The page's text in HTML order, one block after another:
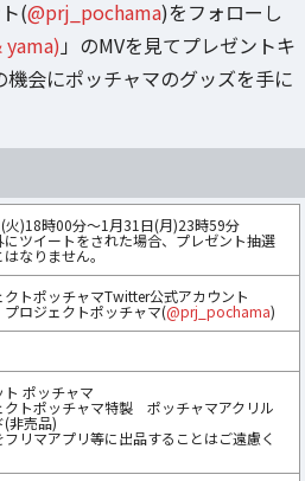
(@prj_pochama)をフォローし
」のMVを見てプレゼントキ
会にポッチャマのグッズを手に
火)18時00分〜1月31日(月)23時59分
ツイートをされた場合、プレゼント抽選
なりません。
クトポッチャマTwitter公式アカウント
プロジェクトポッチャマ(@prj_pochama)
ト ポッチャマ
クトポッチャマ特製 ポッチャマアクリル
(非売品)
リマアプリ等に出品することはご遠慮く